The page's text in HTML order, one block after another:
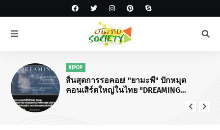
#JPOP
สิ้นสุดการรอคอย! "ยามะพี" ปักหมุด
คอนเสิร์ตใหญ่ในไทย "DREAMING